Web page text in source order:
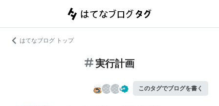
はてなブログ トップ
実行計画
このタグでブログを書く